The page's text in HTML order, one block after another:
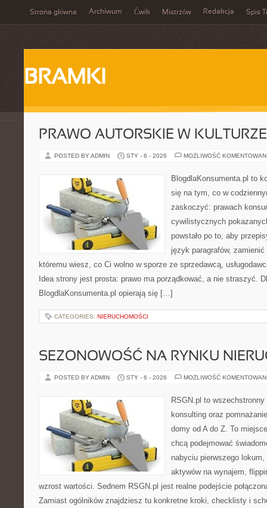
Strona główna Archiwum Ćwik Mistrzów Redakcja Spis
BRAMKI
PRAWO AUTORSKIE W
POSTED BY ADMIN STY - 6 - 2026 MOŻLIWOŚĆ
BlogdlaKonsumenta.pl to
się na tym, co w
zaskoczyć: prawach
cywilistycznych
powstało po to, aby
język paragrafów,
któremu wiesz, co Ci wolno w sporze ze sprzedawcą,
Idea strony jest prosta: prawo ma porządkować, a nie straszyć.
BlogdlaKonsumenta.pl opierają się […]
CATEGORIES: NIERUCHOMOŚCI
SEZONOWOŚĆ NA RYNKU
POSTED BY ADMIN STY - 6 - 2026 MOŻLIWOŚĆ
RSGN.pl to
konsulting oraz
domy od A do Z. To
chcą podejmować
nabyciu pierwszego
aktywów na wynajem,
wzrost wartości. Sednem RSGN.pl jest realne podejście
Zamiast ogólników znajdziesz tu konkretne kroki, checklisty i